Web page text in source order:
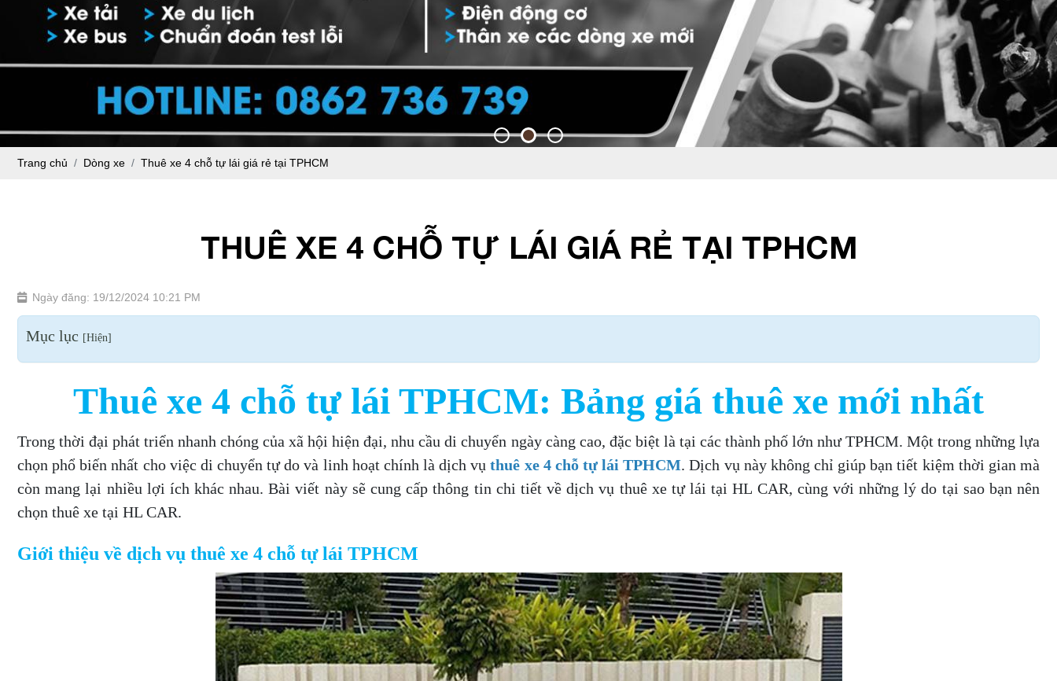
Trang chủ Dòng xe Thuê xe 4 chỗ tự lái giá rẻ tại TPHCM
THUÊ XE 4 CHỖ TỰ LÁI GIÁ RẺ TẠI TPHCM
Ngày đăng: 19/12/2024 10:21 PM
Mục lục [Hiện]
Thuê xe 4 chỗ tự lái TPHCM: Bảng giá thuê xe mới nhất
Trong thời đại phát triển nhanh chóng của xã hội hiện đại, nhu cầu di chuyển ngày càng cao, đặc biệt là tại các thành phố lớn như TPHCM. Một trong những lựa
chọn phổ biến nhất cho việc di chuyển tự do và linh hoạt chính là dịch vụthuê xe 4 chỗ tự lái TPHCM. Dịch vụ này không chỉ giúp bạn tiết kiệm thời gian mà
còn mang lại nhiều lợi ích khác nhau. Bài viết này sẽ cung cấp thông tin chi tiết về dịch vụ thuê xe tự lái tại HL CAR, cùng với những lý do tại sao bạn nên
chọn thuê xe tại HL CAR.
Giới thiệu về dịch vụ thuê xe 4 chỗ tự lái TPHCM